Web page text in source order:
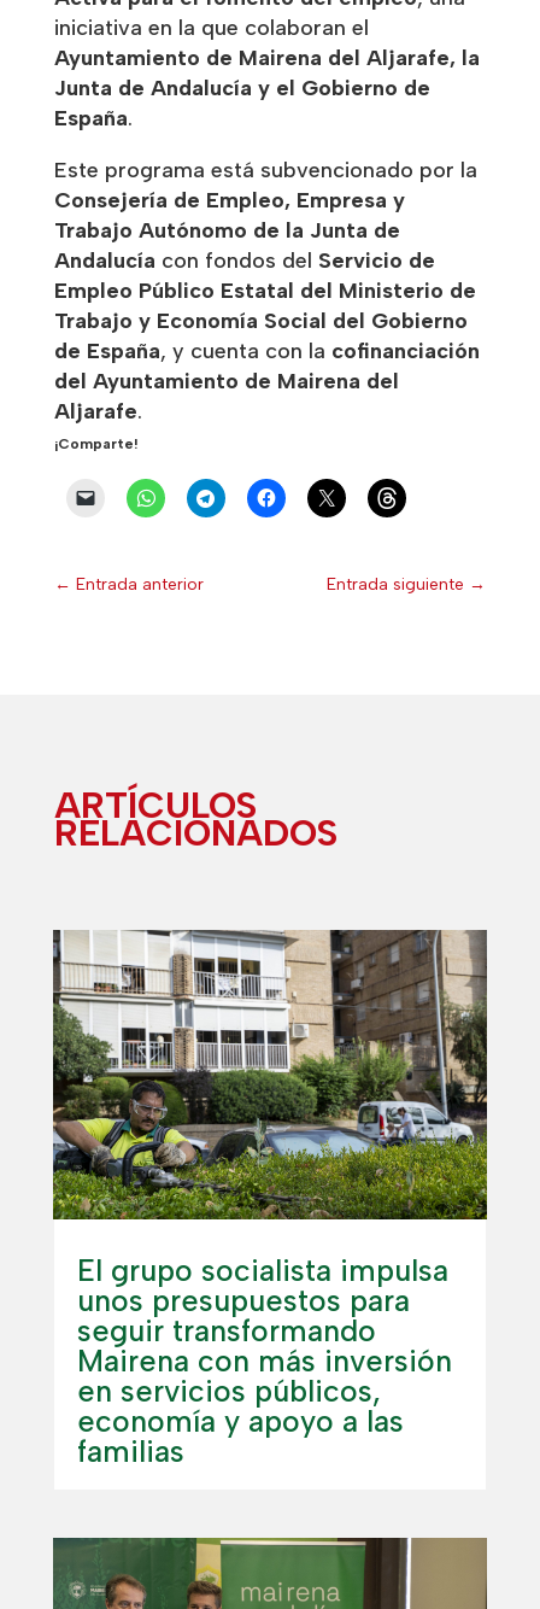
iniciativa en la que colaboran el
Ayuntamiento de Mairena del Aljarafe, la
Junta de Andalucía y el Gobierno de
España.
Este programa está subvencionado por la
Consejería de Empleo, Empresa y
Trabajo Autónomo de la Junta de
Andalucía con fondos del Servicio de
Empleo Público Estatal del Ministerio de
Trabajo y Economía Social del Gobierno
de España, y cuenta con la cofinanciación
del Ayuntamiento de Mairena del
Aljarafe.
¡Comparte!
← Entrada anterior Entrada siguiente →
ARTÍCULOS
RELACIONADOS
El grupo socialista impulsa
unos presupuestos para
seguir transformando
Mairena con más inversión
en servicios públicos,
economía y apoyo a las
familias